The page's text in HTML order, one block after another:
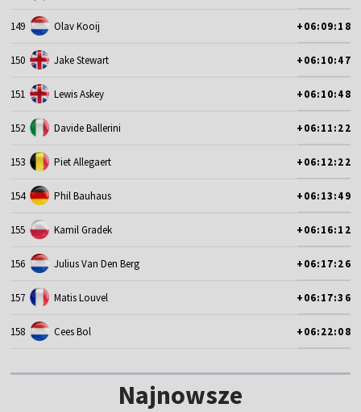
149 Olav Kooij +06:09:18
150 Jake Stewart +06:10:47
151 Lewis Askey +06:10:48
152 Davide Ballerini +06:11:22
153 Piet Allegaert +06:12:22
154 Phil Bauhaus +06:13:49
155 Kamil Gradek +06:16:12
156 Julius Van Den Berg +06:17:26
157 Matis Louvel +06:17:36
158 Cees Bol +06:22:08
Najnowsze